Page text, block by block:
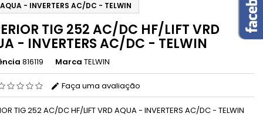
- INVERTERS AC/DC - TELWIN
TIG 252 AC/DC HF/LIFT VRD
- INVERTERS AC/DC - TELWIN
816119 Marca TELWIN
Faça uma avaliação
TIG 252 AC/DC HF/LIFT VRD AQUA - INVERTERS AC/DC - TELWIN